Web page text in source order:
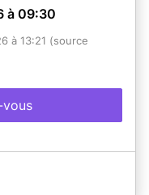
à 09:30
à 13:21 (source